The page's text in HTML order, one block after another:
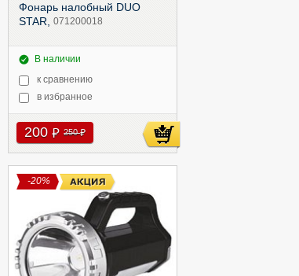
Фонарь налобный DUO
STAR,071200018
В наличии
к сравнению
в избранное
200руб 250руб
-20%